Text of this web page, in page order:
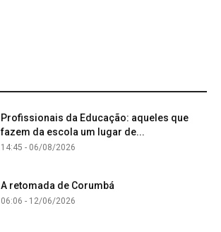
Profissionais da Educação: aqueles que
fazem da escola um lugar de...
14:45 - 06/08/2026
A retomada de Corumbá
06:06 - 12/06/2026